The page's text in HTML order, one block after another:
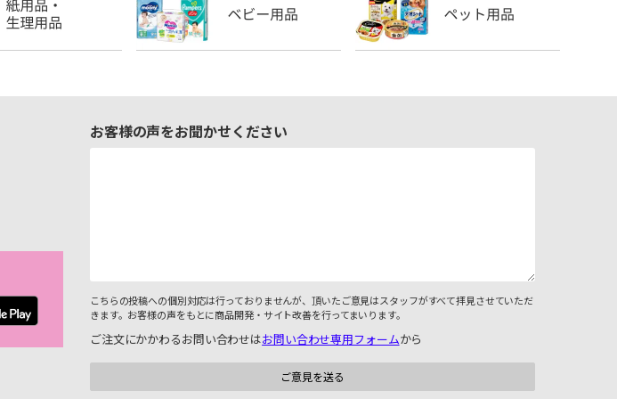
お客様の声をお聞かせください
こちらの投稿への個別対応は行っておりませんが、頂いたご意見はスタッフがすべて拝見させていただ
きます。お客様の声をもとに商品開発・サイト改善を行ってまいります。
ご注文にかかわるお問い合わせはお問い合わせ専用フォームから